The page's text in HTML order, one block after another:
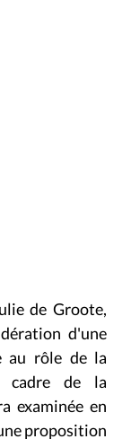
d'une
au rôle de la
cadre de la
examinée en
proposition
féminin a été